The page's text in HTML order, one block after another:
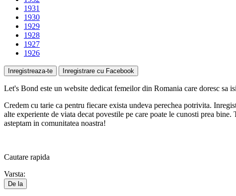
1931
1930
1929
1928
1927
1926
Inregistreaza-te Inregistrare cu Facebook
Let's Bond este un website dedicat femeilordin Romania care doresc sa
Credem cu tarie ca pentru fiecare exista undeva perechea potrivita.
alte experiente de viata decat povestile pe care poate le cunosti prea
asteptam in comunitatea noastra!
Cautare rapida
Varsta:
De la